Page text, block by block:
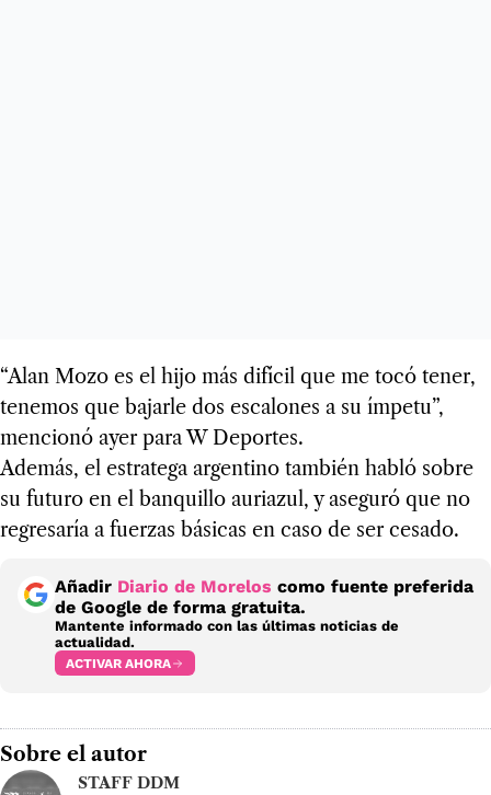
“Alan Mozo es el hijo más difícil que me tocó tener,
tenemos que bajarle dos escalones a su ímpetu”,
mencionó ayer para W Deportes.
Además, el estratega argentino también habló sobre
su futuro en el banquillo auriazul, y aseguró que no
regresaría a fuerzas básicas en caso de ser cesado.
Añadir Diario de Morelos como fuente preferida
de Google de forma gratuita.
Mantente informado con las últimas noticias de
actualidad.
ACTIVAR AHORA
Sobre el autor
STAFF DDM